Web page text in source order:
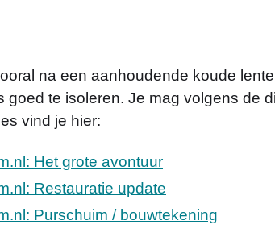
na een aanhoudende koude
goed te isoleren. Je mag volgens de
vind je hier:
Het grote avontuur
Restauratie update
Purschuim / bouwtekening